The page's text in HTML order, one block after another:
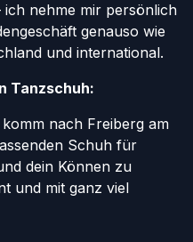
ich nehme mir persönlich
genauso wie
und international.
Tanzschuh:
nach Freiberg am
Schuh für
dein Können zu
und mit ganz viel